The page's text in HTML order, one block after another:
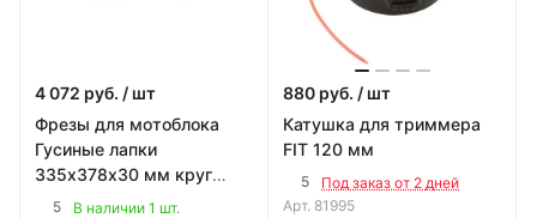
4 072 руб. / шт
Фрезы для мотоблока
Гусиные лапки
335х378х30 мм круг
(2шт)
5 В наличии 1 шт.
880 руб. / шт
Катушка для триммера
FIT 120 мм
5
Под заказ от 2 дней
Арт. 81995